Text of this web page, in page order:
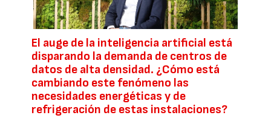
El auge de la inteligencia artificial está
disparando la demanda de centros de
datos de alta densidad. ¿Cómo está
cambiando este fenómeno las
necesidades energéticas y de
refrigeración de estas instalaciones?